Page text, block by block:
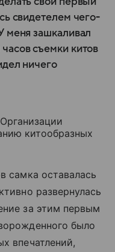
свидетелем чего-
меня зашкаливал
съемки китов
ничего
китообразных
самка оставалась
развернулась
за этим первым
было
впечатлений,